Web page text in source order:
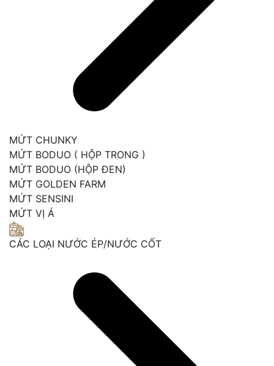
MỨT CHUNKY
MỨT BODUO ( HỘP TRONG )
MỨT BODUO (HỘP ĐEN)
MỨT GOLDEN FARM
MỨT SENSINI
MỨT VỊ Á
CÁC LOẠI NƯỚC ÉP/NƯỚC CỐT